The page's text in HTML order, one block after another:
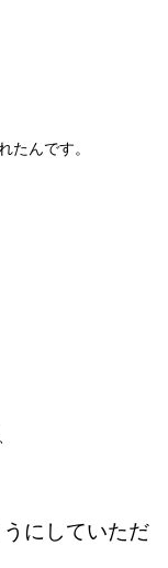
たんです。
にしていただ